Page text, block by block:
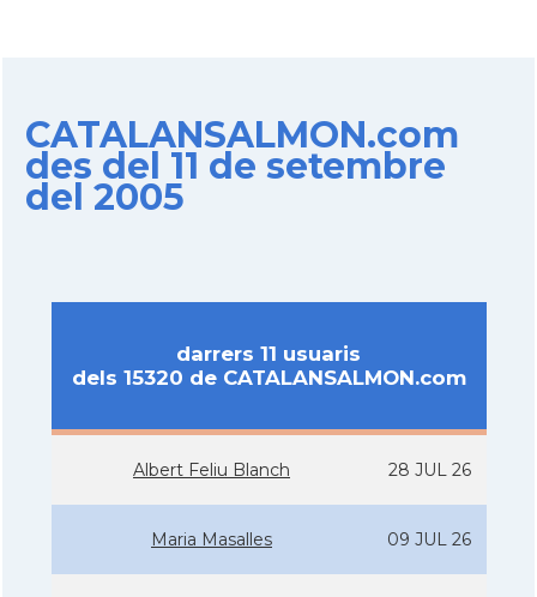
CATALANSALMON.com
des del 11 de setembre
del 2005
darrers 11 usuaris
dels 15320 de CATALANSALMON.com
Albert Feliu Blanch 28 JUL 26
Maria Masalles 09 JUL 26